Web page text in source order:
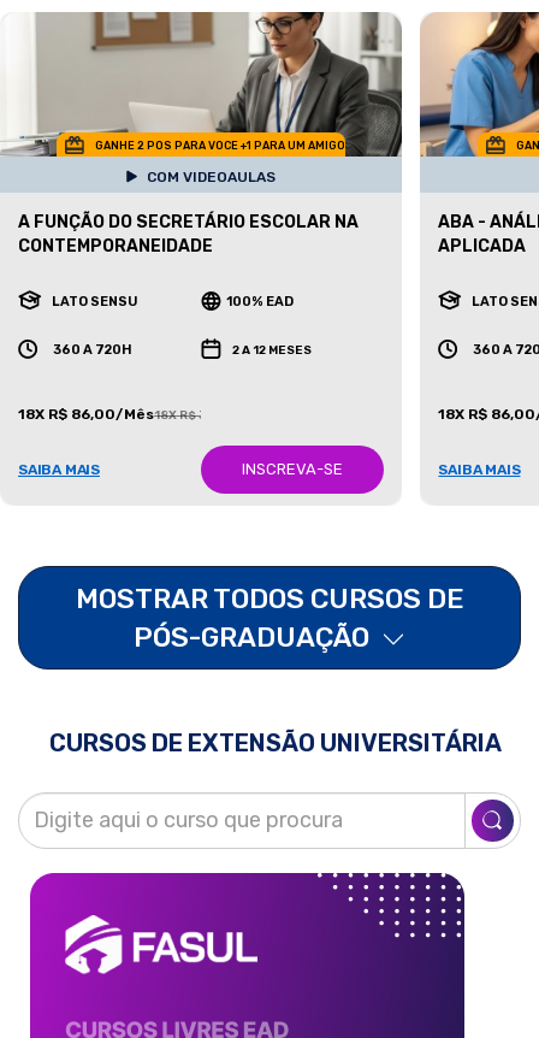
GANHE 2 POS PARA VOCE +1 PARA UM AMIGO
COM VIDEOAULAS
A FUNÇÃO DO SECRETÁRIO ESCOLAR NA
CONTEMPORANEIDADE
LATO SENSU 100% EAD
360 A 720H 2 A 12 MESES
18X R$ 86,00/Mês18X R$ 387,00/Mês
SAIBA MAIS INSCREVA-SE
ABA -
APLICADA
LATO
360 A
18X R$
SAIBA MAIS
MOSTRAR TODOS CURSOS DE
PÓS-GRADUAÇÃO
CURSOS DE EXTENSÃO UNIVERSITÁRIA